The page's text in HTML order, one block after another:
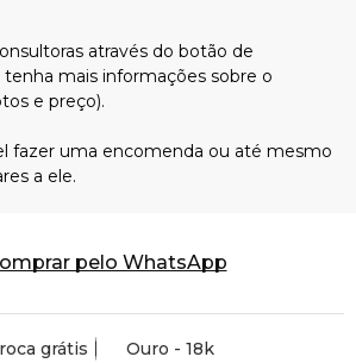
pelo WhatsApp
grátis Ouro - 18k